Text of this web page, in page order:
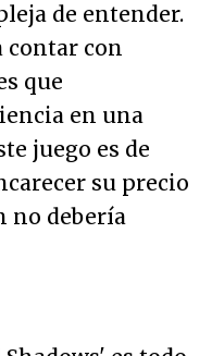
de entender.
contar con
que
en una
juego es de
su precio
no debería